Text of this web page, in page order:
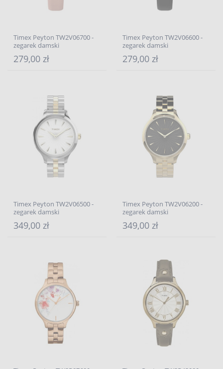
Timex Peyton TW2V06700 -
zegarek damski
279,00 zł
Timex Peyton TW2V06600 -
zegarek damski
279,00 zł
Timex Peyton TW2V06500 -
zegarek damski
349,00 zł
Timex Peyton TW2V06200 -
zegarek damski
349,00 zł